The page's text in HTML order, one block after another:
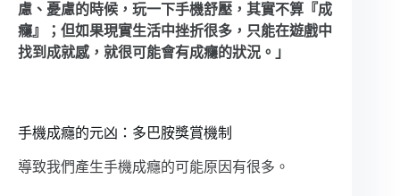
慮、憂慮的時候，玩一下手機舒壓，其實不算『成
癮』；但如果現實生活中挫折很多，只能在遊戲中
找到成就感，就很可能會有成癮的狀況。」
手機成癮的元凶：多巴胺獎賞機制
導致我們產生手機成癮的可能原因有很多。